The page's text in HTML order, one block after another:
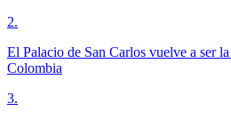
2.
El Palacio de San Carlos vuelve a ser
Colombia
3.